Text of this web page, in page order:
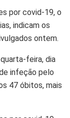
por covid-19, o
indicam os
ontem.
feira, dia
infeção pelo
47 óbitos, mais